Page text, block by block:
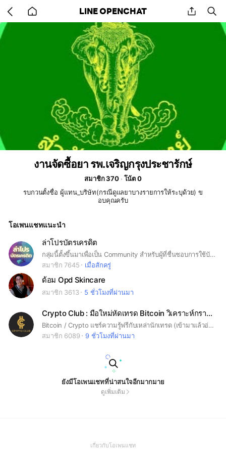
back
to
LINE OPENCHAT share
งานจัดซื้อยา รพ.เจริญกรุงประชารักษ์
สมาชิก 370
โน้ต 0
รบกวนตั้งชื่อ ผู้แทน_บริษัท(กรณีดูแลยาบางรายการให้ระบุด้วย) ข
อบคุณครับ
โอเพนแชทแนะนำ
ล่าโปรบัตรเครดิต
กลุ่มนี้ตั้งขึ้นมาเพื่อเป็น Community สำหรับผู้ที่ชื่นชอบการใช้บัตรเครดิต ในการพูดคุยแลกเปลี่ยนข้อมูล และหากใครมี Promotion บัตรดีๆ ก็สามารถมาแชร์กันได้เลย 💸💳
สมาชิก 7645
เมื่อสักครู่
ด้อม Opd Skincare
สมาชิก 3613 5 ชั่วโมงที่ผ่านมา
Crypto Club : มือใหม่หัดเทรด Bitcoin วิเคราะห์กราฟฟรี
Bitcoin / Crypto แชร์ความรู้ฟรีกับเหล่านักเทรด (เข้ามาแล้วอ่านประกาศ + โน้ต) ในโน้ตมีความรู้ฟรี ❇️ สมัคร Binance กับ VIP Partner ของเราลดค่าธรรมเนียมมากที่สุด 45% (ลิงค์แท้ได้ส่วนลดจริง ลดตลอดการใช้งาน) *สมัครเองไม่ได้รับส่วนลดเพิ่ม* ❇️ ข้อมูลความรู้ทั้งหมดอยู่ในโน้ต : คลิปวิเคราะห์กราฟรายวัน, วิธีสมัครเว็บเทรดได้ลดค่าธรรมเนียมสูงสุด, สอนวิเคราะห์กราฟเบื้องต้น-ระดับสูงสุด (ฟรี), พื้นฐานความรู้สำหรับนักเทรดคริปโต ❇️ ห้อง Crypto Club สำหรับนักเทรดทุกคน ฟรีทุกอย่าง
สมาชิก 6089
9 ชั่วโมงที่ผ่านมา
ยังมีโอเพนแชทที่น่าสนใจอีกมากมาย
ดูเพิ่มเติม
เกี่ยวกับโอเพนแชท(Open